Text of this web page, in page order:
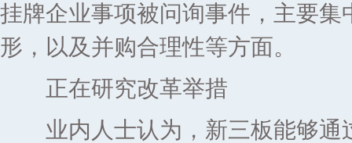
挂牌企业事项被问询事件，主要
形，以及并购合理性等方面。
正在研究改革举措
业内人士认为，新三板能够通